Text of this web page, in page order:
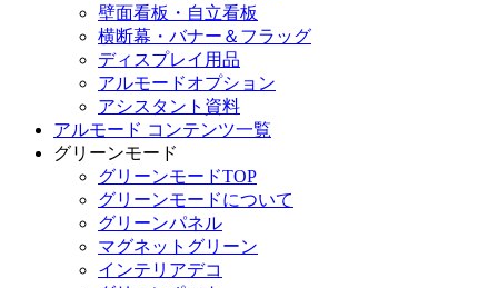
壁面看板・自立看板
横断幕・バナー＆フラッグ
ディスプレイ用品
アルモードオプション
アシスタント資料
アルモード コンテンツ一覧
グリーンモード
グリーンモードTOP
グリーンモードについて
グリーンパネル
マグネットグリーン
インテリアデコ